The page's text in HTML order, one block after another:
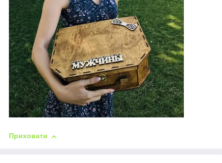
Приховати